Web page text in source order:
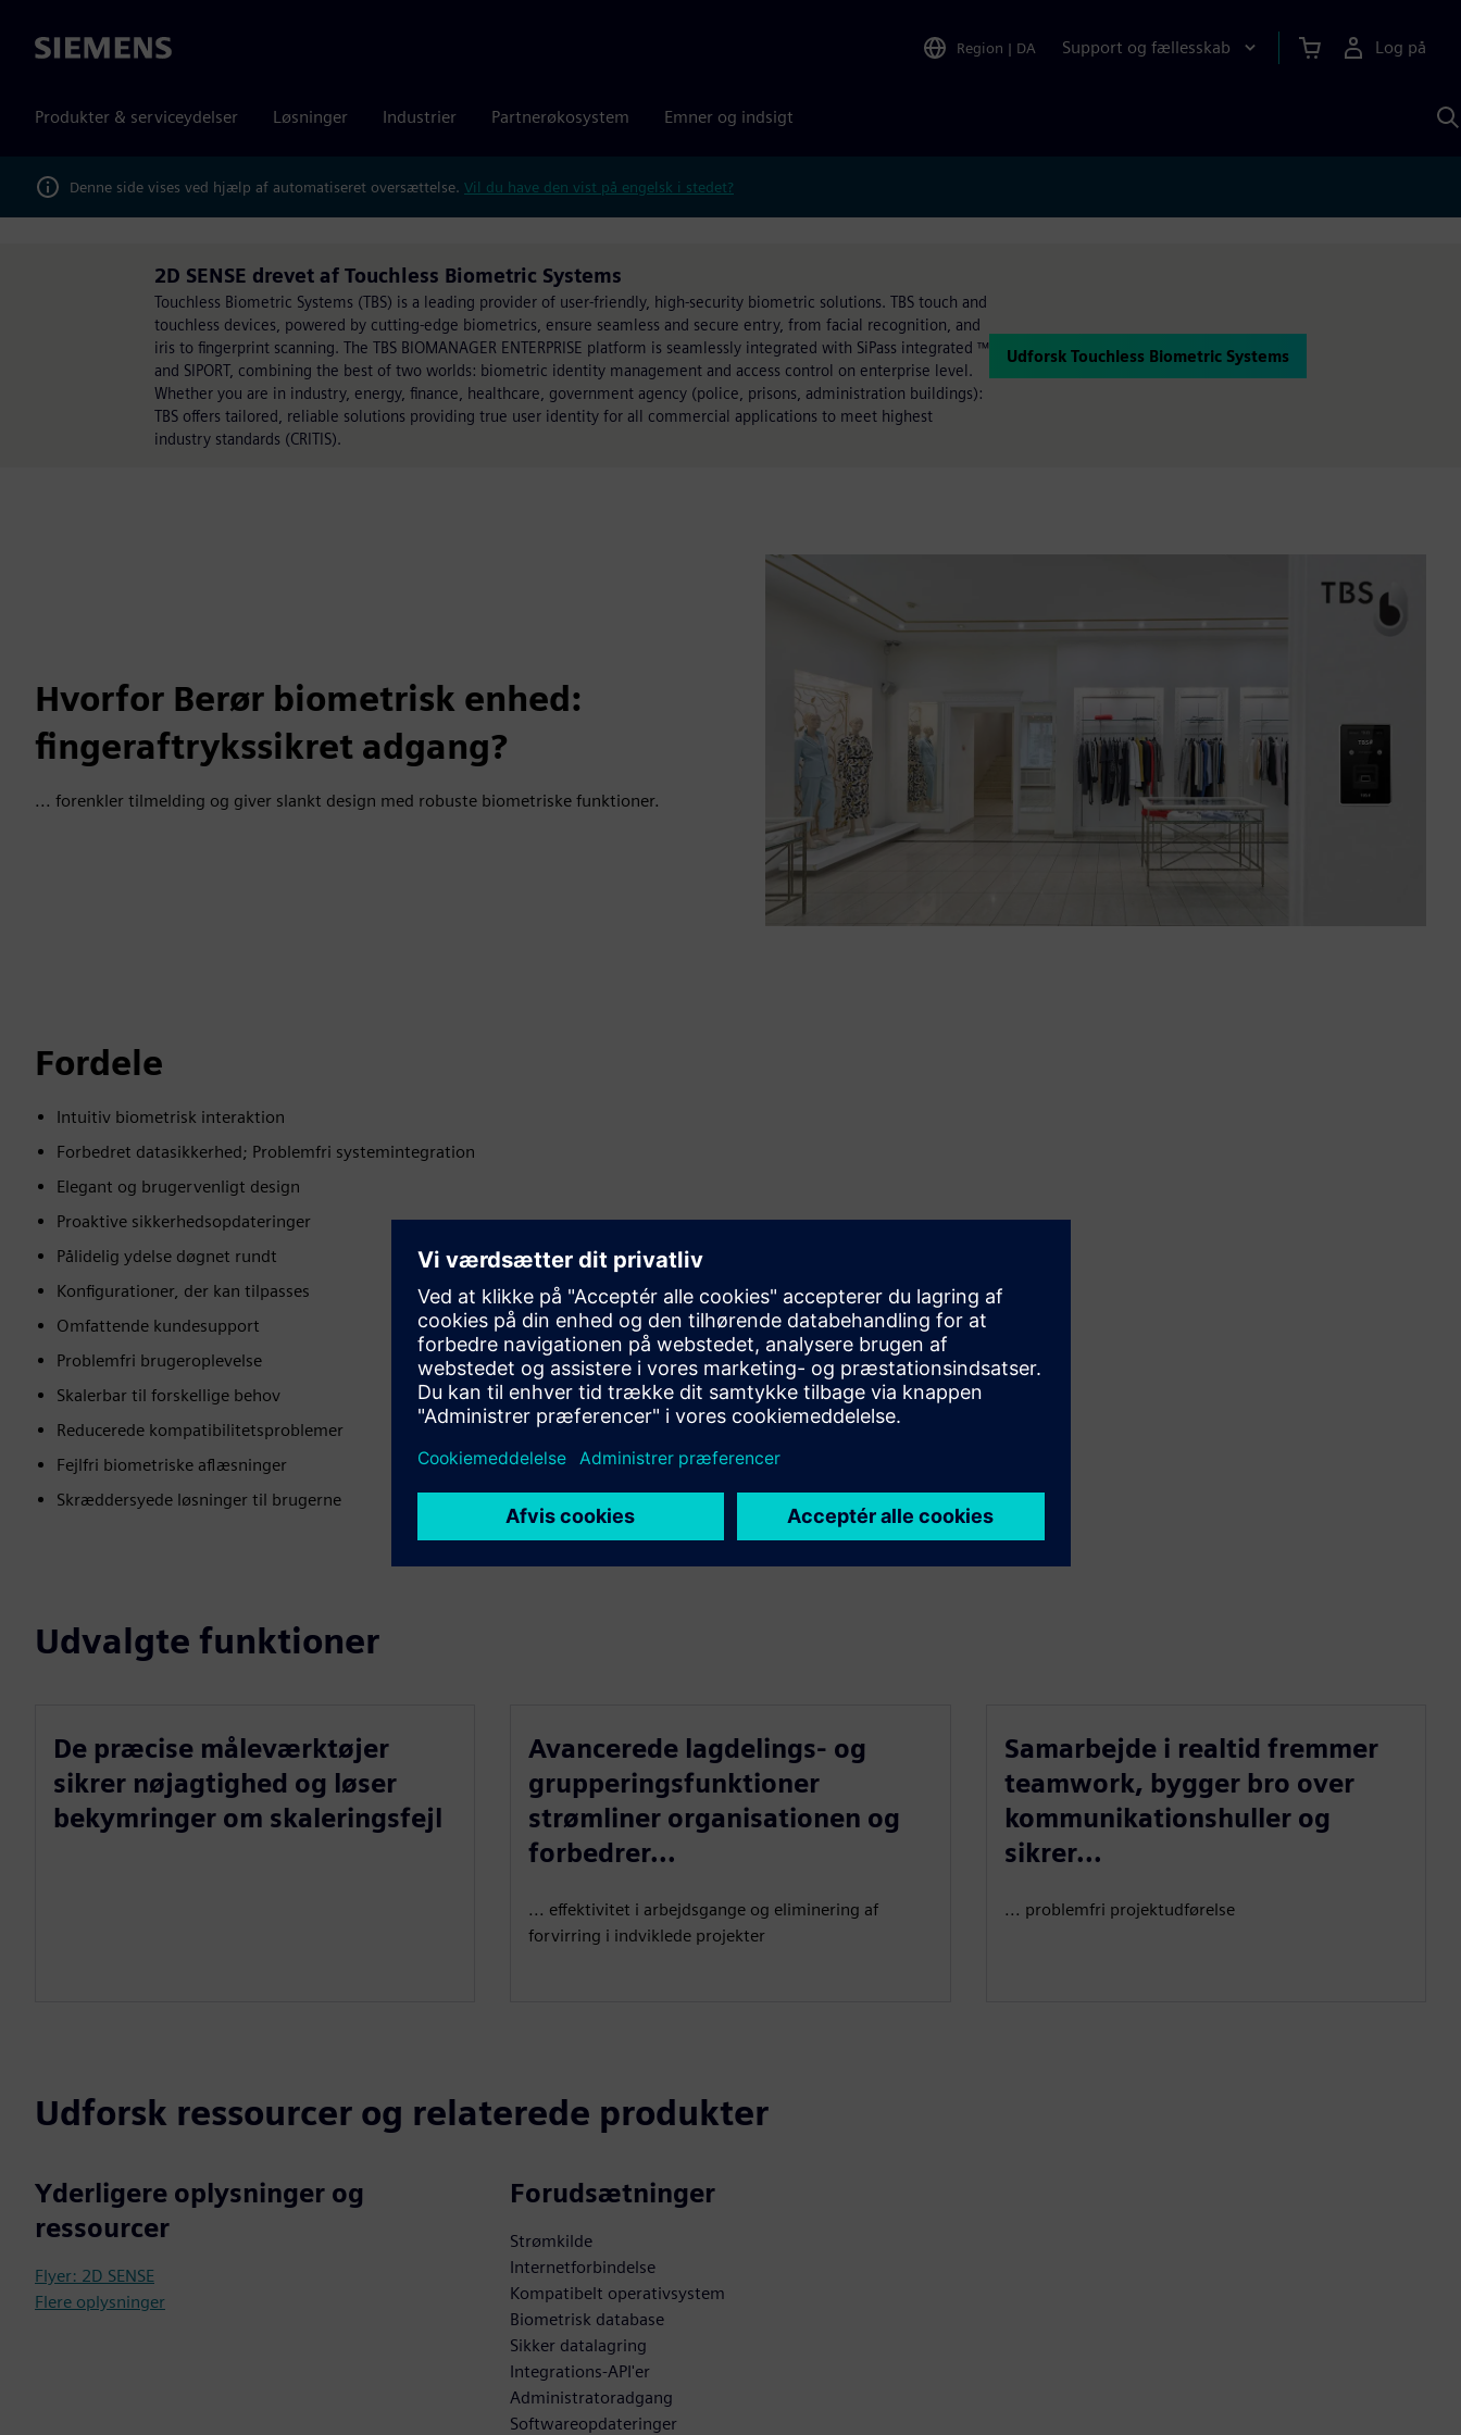
Siemens Region | DA Support og fællesskab Log på
Produkter & serviceydelser Løsninger Industrier Partnerøkosystem Emner og indsigt
Denne side vises ved hjælp af automatiseret oversættelse. Vil du have den vist på engelsk i stedet?
2D SENSE drevet af Touchless Biometric Systems
Touchless Biometric Systems (TBS) is a leading provider of user-friendly, high-security biometric solutions. TBS touch and
touchless devices, powered by cutting-edge biometrics, ensure seamless and secure entry, from facial recognition, and
iris to fingerprint scanning. The TBS BIOMANAGER ENTERPRISE platform is seamlessly integrated with SiPass integrated ™
and SIPORT, combining the best of two worlds: biometric identity management and access control on enterprise level.
Whether you are in industry, energy, finance, healthcare, government agency (police, prisons, administration buildings):
TBS offers tailored, reliable solutions providing true user identity for all commercial applications to meet highest
industry standards (CRITIS).
Udforsk Touchless Biometric Systems
Hvorfor Berør biometrisk enhed:
fingeraftrykssikret adgang?
... forenkler tilmelding og giver slankt design med robuste biometriske funktioner.
Fordele
Intuitiv biometrisk interaktion
Forbedret datasikkerhed; Problemfri systemintegration
Elegant og brugervenligt design
Proaktive sikkerhedsopdateringer
Pålidelig ydelse døgnet rundt
Konfigurationer, der kan tilpasses
Omfattende kundesupport
Problemfri brugeroplevelse
Skalerbar til forskellige behov
Reducerede kompatibilitetsproblemer
Fejlfri biometriske aflæsninger
Skræddersyede løsninger til brugerne
Udvalgte funktioner
De præcise måleværktøjer
sikrer nøjagtighed og løser
bekymringer om skaleringsfejl
Avancerede lagdelings- og
grupperingsfunktioner
strømliner organisationen og
forbedrer...
... effektivitet i arbejdsgange og eliminering af
forvirring i indviklede projekter
Samarbejde i realtid fremmer
teamwork, bygger bro over
kommunikationshuller og
sikrer...
... problemfri projektudførelse
Udforsk ressourcer og relaterede produkter
Yderligere oplysninger og
ressourcer
Flyer: 2D SENSE
Flere oplysninger
Forudsætninger
Strømkilde
Internetforbindelse
Kompatibelt operativsystem
Biometrisk database
Sikker datalagring
Integrations-API'er
Administratoradgang
Softwareopdateringer